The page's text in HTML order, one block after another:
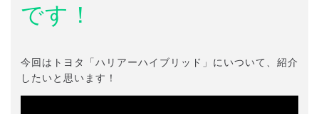
です！
今回はトヨタ「ハリアーハイブリッド」にいついて、紹介
したいと思います！